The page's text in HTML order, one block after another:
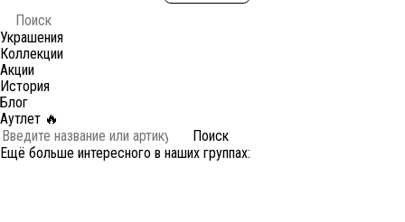
Украшения
Коллекции
Акции
История
Блог
Аутлет 🔥
Поиск
Ещё больше интересного в наших группах: